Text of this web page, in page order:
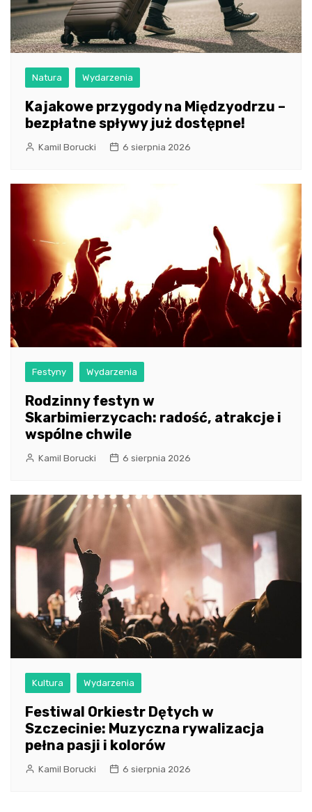
Natura Wydarzenia
Kajakowe przygody na Międzyodrzu –
bezpłatne spływy już dostępne!
Kamil Borucki 6 sierpnia 2026
Festyny Wydarzenia
Rodzinny festyn w
Skarbimierzycach: radość, atrakcje i
wspólne chwile
Kamil Borucki 6 sierpnia 2026
Kultura Wydarzenia
Festiwal Orkiestr Dętych w
Szczecinie: Muzyczna rywalizacja
pełna pasji i kolorów
Kamil Borucki 6 sierpnia 2026